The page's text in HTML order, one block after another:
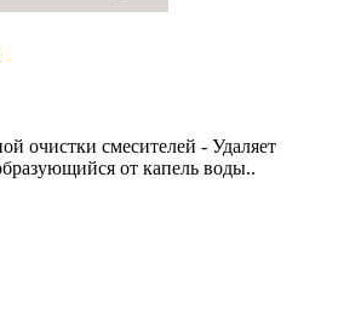
очистки смесителей - Удаляет
от капель воды..